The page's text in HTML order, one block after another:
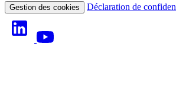
Gestion des cookies Déclaration de